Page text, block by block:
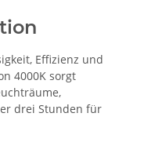
Effizienz und
4000K sorgt
drei Stunden für